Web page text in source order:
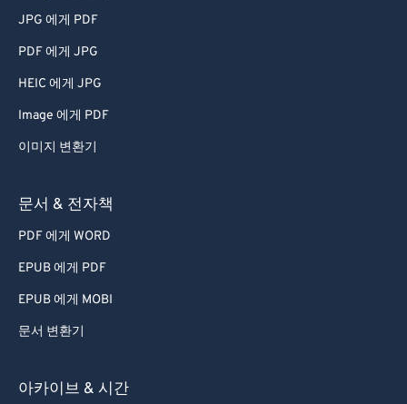
JPG 에게 PDF
PDF 에게 JPG
HEIC 에게 JPG
Image 에게 PDF
이미지 변환기
문서 & 전자책
PDF 에게 WORD
EPUB 에게 PDF
EPUB 에게 MOBI
문서 변환기
아카이브 & 시간